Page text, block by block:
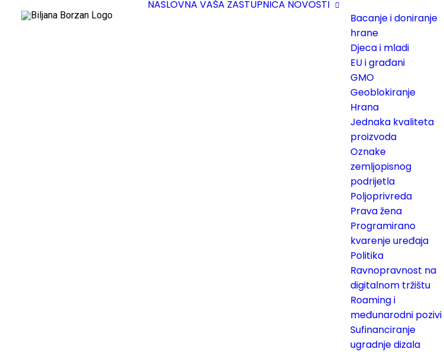
NASLOVNA VAŠA ZASTUPNICA NOVOSTI
Bacanje i doniranje
hrane
Djeca i mladi
EU i građani
GMO
Geoblokiranje
Hrana
Jednaka kvaliteta
proizvoda
Oznake
zemljopisnog
podrijetla
Poljoprivreda
Prava žena
Programirano
kvarenje uređaja
Politika
Ravnopravnost na
digitalnom tržištu
Roaming i
međunarodni pozivi
Sufinanciranje
ugradnje dizala